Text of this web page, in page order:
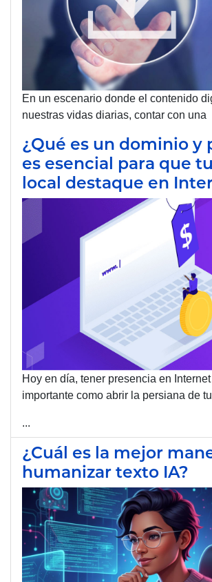
En un escenario donde el contenido
nuestras vidas diarias, contar con una
¿Qué es un dominio y
es esencial para que
local destaque en
Hoy en día, tener presencia en
importante como abrir la persiana de
...
¿Cuál es la mejor
humanizar texto IA?